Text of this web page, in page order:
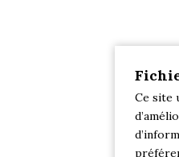
Ce site